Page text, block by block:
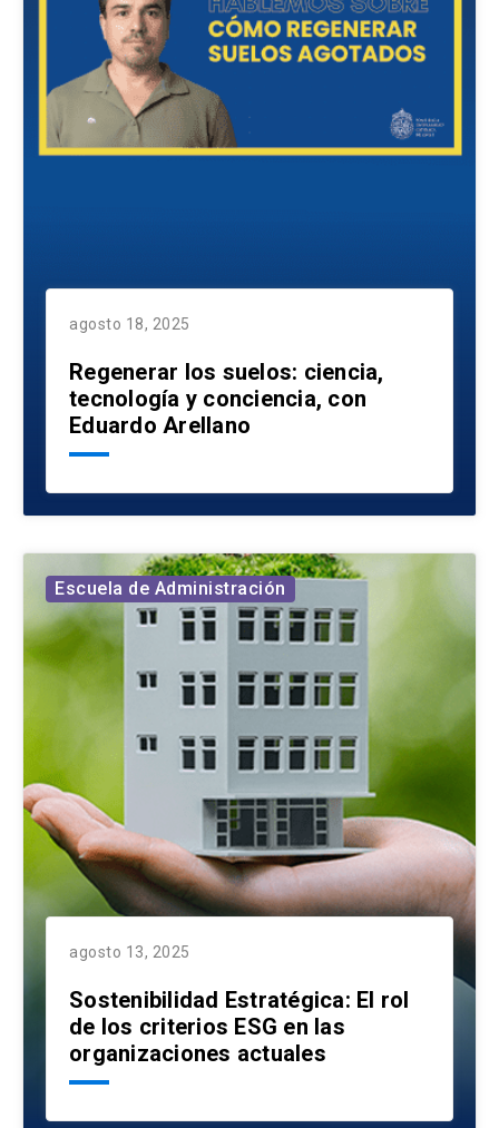
agosto 18, 2025
Regenerar los suelos: ciencia,
tecnología y conciencia, con
Eduardo Arellano
Escuela de Administración
agosto 13, 2025
Sostenibilidad Estratégica: El rol
de los criterios ESG en las
organizaciones actuales